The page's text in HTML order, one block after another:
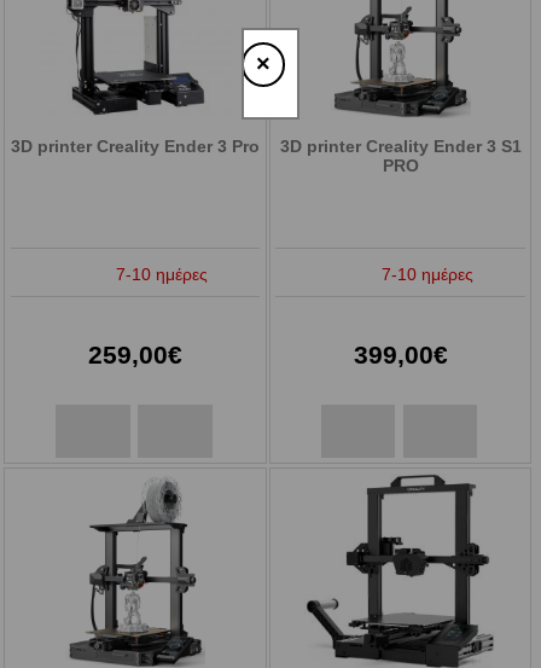
3D printer Creality Ender 3 Pro
7-10 ημέρες
259,00€
3D printer Creality Ender 3 S1
PRO
7-10 ημέρες
399,00€
×